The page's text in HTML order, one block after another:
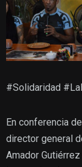
#Solidaridad
En conferencia
director general
Amador